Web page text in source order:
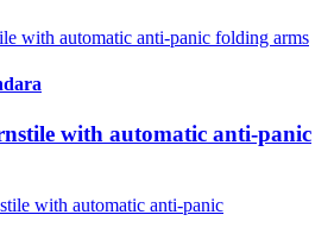
with automatic anti-panic